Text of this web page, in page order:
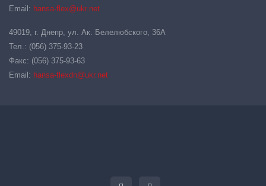
Email: hansa-flex@ukr.net
49019, г. Днепр, ул. Ак. Белелюбского, 36А
Тел.: (056) 375-93-23
Факс: (056) 375-93-63
Email: hansa-flexdn@ukr.net